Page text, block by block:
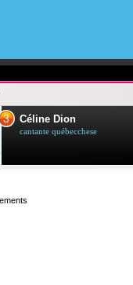
3 Céline Dion
cantante québecchese